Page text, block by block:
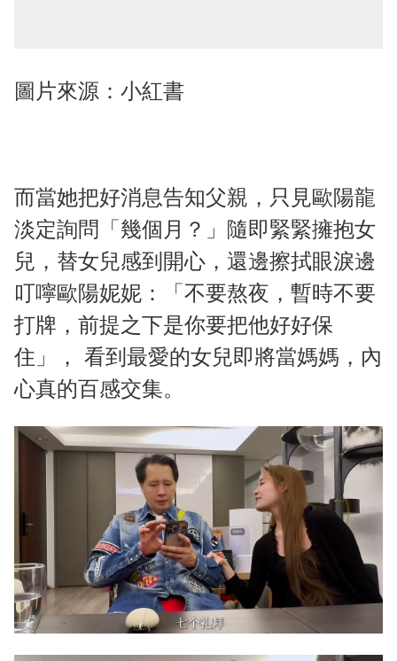
圖片來源：小紅書
而當她把好消息告知父親，只見歐陽龍
淡定詢問「幾個月？」隨即緊緊擁抱女
兒，替女兒感到開心，還邊擦拭眼淚邊
叮嚀歐陽妮妮：「不要熬夜，暫時不要
打牌，前提之下是你要把他好好保
住」， 看到最愛的女兒即將當媽媽，內
心真的百感交集。